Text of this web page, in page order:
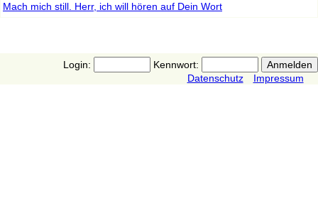
Mach mich still. Herr, ich will hören auf Dein Wort
Login:
Kennwort:
Datenschutz
Impressum